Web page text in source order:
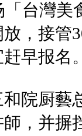
台灣
，接管
早报名
院厨藝
，并摒